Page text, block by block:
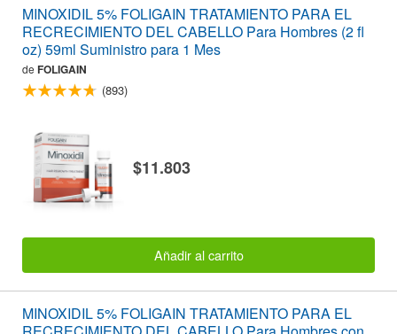
MINOXIDIL 5% FOLIGAIN TRATAMIENTO PARA EL
RECRECIMIENTO DEL CABELLO Para Hombres (2 fl
oz) 59ml Suministro para 1 Mes
de FOLIGAIN
(893)
$11.803
Añadir al carrito
MINOXIDIL 5% FOLIGAIN TRATAMIENTO PARA EL